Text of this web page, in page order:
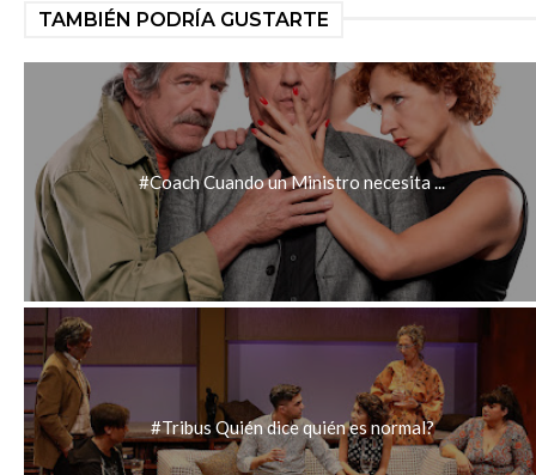
TAMBIÉN PODRÍA GUSTARTE
#Coach Cuando un Ministro necesita ...
#Tribus Quién dice quién es normal?